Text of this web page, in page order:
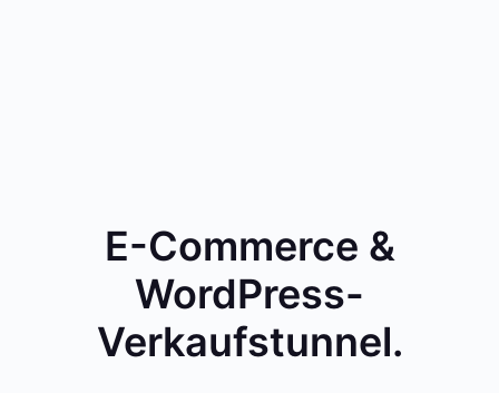
E-Commerce &
WordPress-
Verkaufstunnel.